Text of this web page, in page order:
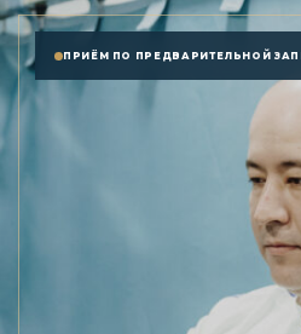
ПРИЁМ ПО ПРЕДВАРИТЕЛЬНОЙ